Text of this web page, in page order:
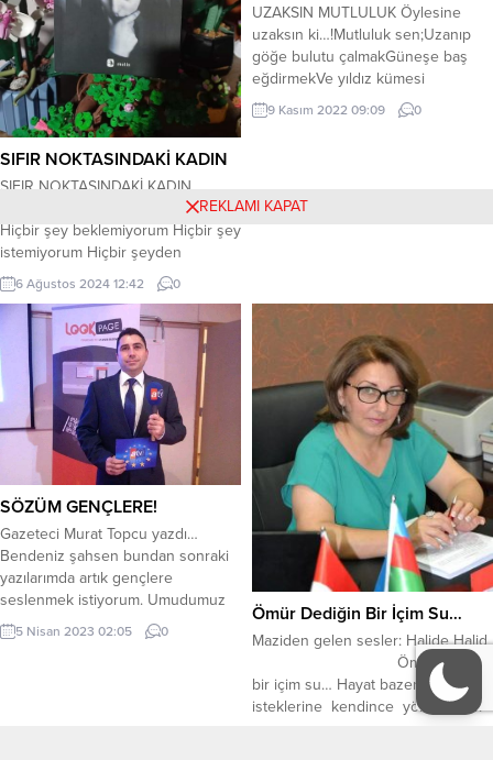
SIFIR NOKTASINDAKİ KADIN
SIFIR NOKTASINDAKİ KADIN
NEVAL EL SEDDAVİ 110 SAYFA
Hiçbir şey beklemiyorum Hiçbir şey
istemiyorum Hiçbir şeyden
korkmuyorum Özgürüm ben
Kanatır Cezaevi’ndeki kadın
mahkumlarla ilgili bir araştırma
sırasında yolları kesişir Firdevs ve
Mısırlı feminist yazar El Seddavi’nin.
Öylesine etkilenir ki bu idam
mahkumu kadından, hikayesini
öğrenip kaleme almaya karar verir.
Önceleri...
6 Ağustos 2024 12:42 0
UZAKSIN MUTLULUK Öylesine
uzaksın ki…!Mutluluk sen;Uzanıp
göğe bulutu çalmakGüneşe baş
eğdirmekVe yıldız kümesi
biriktirmek gibi bir şeysin.. Kader
bu ki..!Hasreti bize bıraktın bu
özlemi sen bitimezsin Hayal bu ya..!
9 Kasım 2022 09:09 0
SÖZÜM GENÇLERE!
Gazeteci Murat Topcu yazdı…
Bendeniz şahsen bundan sonraki
yazılarımda artık gençlere
seslenmek istiyorum. Umudumuz
gençler, özellikle 18 ile 30 yaş
arasındaki gençler, size
5 Nisan 2023 02:05 0
Ömür Dediğin Bir İçim Su…
Maziden gelen sesler: Halide Halid
Ömür dediğin
bir içim su… Hayat bazen insanın
isteklerine kendince yön veriyor.
REKLAMI KAPAT